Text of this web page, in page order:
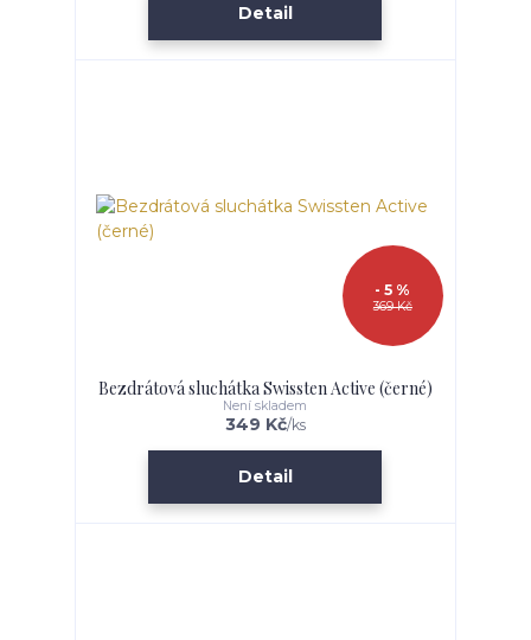
Detail
369 Kč
- 5 %
Bezdrátová sluchátka Swissten Active (černé)
349 Kč/ks
Není skladem
Detail